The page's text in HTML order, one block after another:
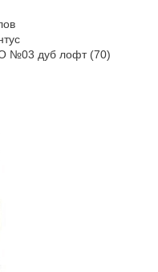
№03 дуб лофт (70)